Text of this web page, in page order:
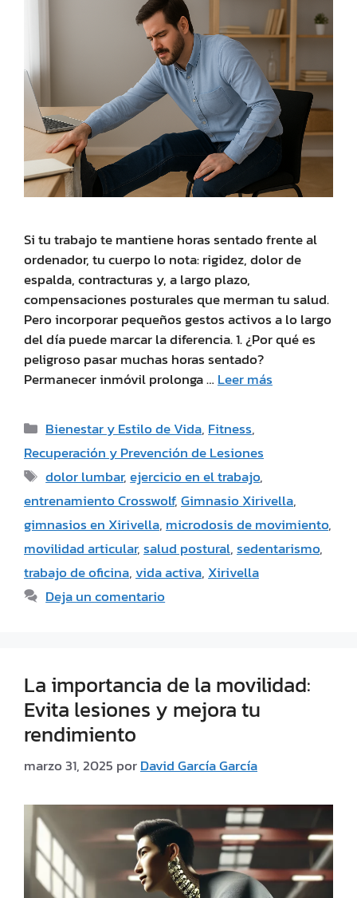
Si tu trabajo te mantiene horas sentado frente al
ordenador, tu cuerpo lo nota: rigidez, dolor de
espalda, contracturas y, a largo plazo,
compensaciones posturales que merman tu salud.
Pero incorporar pequeños gestos activos a lo largo
del día puede marcar la diferencia. 1. ¿Por qué es
peligroso pasar muchas horas sentado?
Permanecer inmóvil prolonga …Leer más
Bienestar y Estilo de Vida,Fitness,
Recuperación y Prevención de Lesiones
dolor lumbar,ejercicio en el trabajo,
entrenamiento Crosswolf,Gimnasio Xirivella,
gimnasios en Xirivella,microdosis de movimiento,
movilidad articular,salud postural,sedentarismo,
trabajo de oficina,vida activa,Xirivella
Deja un comentario
La importancia de la movilidad:
Evita lesiones y mejora tu
rendimiento
marzo 31, 2025 porDavid García García